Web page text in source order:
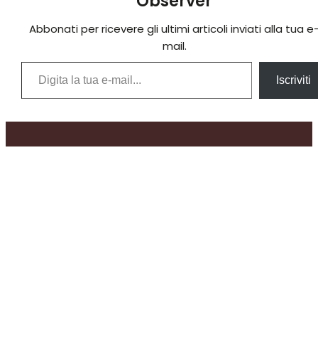
Abbonati per ricevere gli ultimi articoli inviati alla tua
mail.
Digita la tua e-mail...
Iscriviti